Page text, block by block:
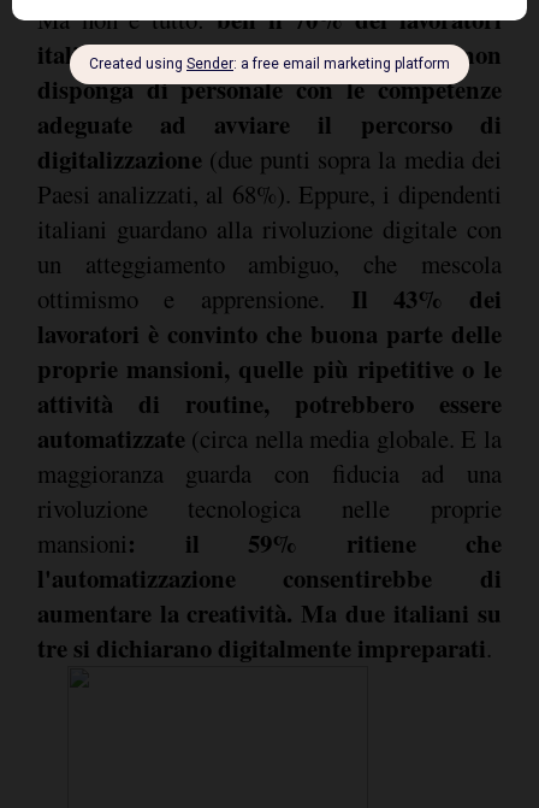
Ma non è tutto:ben il 70% dei lavoratori
italiani pensa che la sua azienda non
disponga di personale con le competenze
adeguate ad avviare il percorso di
digitalizzazione (due punti sopra la media dei
Paesi analizzati, al 68%). Eppure, i dipendenti
italiani guardano alla rivoluzione digitale con
un atteggiamento ambiguo, che mescola
ottimismo e apprensione. Il 43% dei
lavoratori è convinto che buona parte delle
proprie mansioni, quelle più ripetitive o le
attività di routine, potrebbero essere
automatizzate (circa nella media globale. E la
maggioranza guarda con fiducia ad una
rivoluzione tecnologica nelle proprie
mansioni: il 59% ritiene che
l'automatizzazione consentirebbe di
aumentare la creatività. Ma due italiani su
tre si dichiarano digitalmente impreparati.